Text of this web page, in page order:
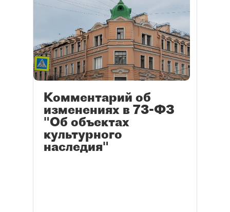
Комментарий об
изменениях в 73-ФЗ
"Об объектах
культурного
наследия"